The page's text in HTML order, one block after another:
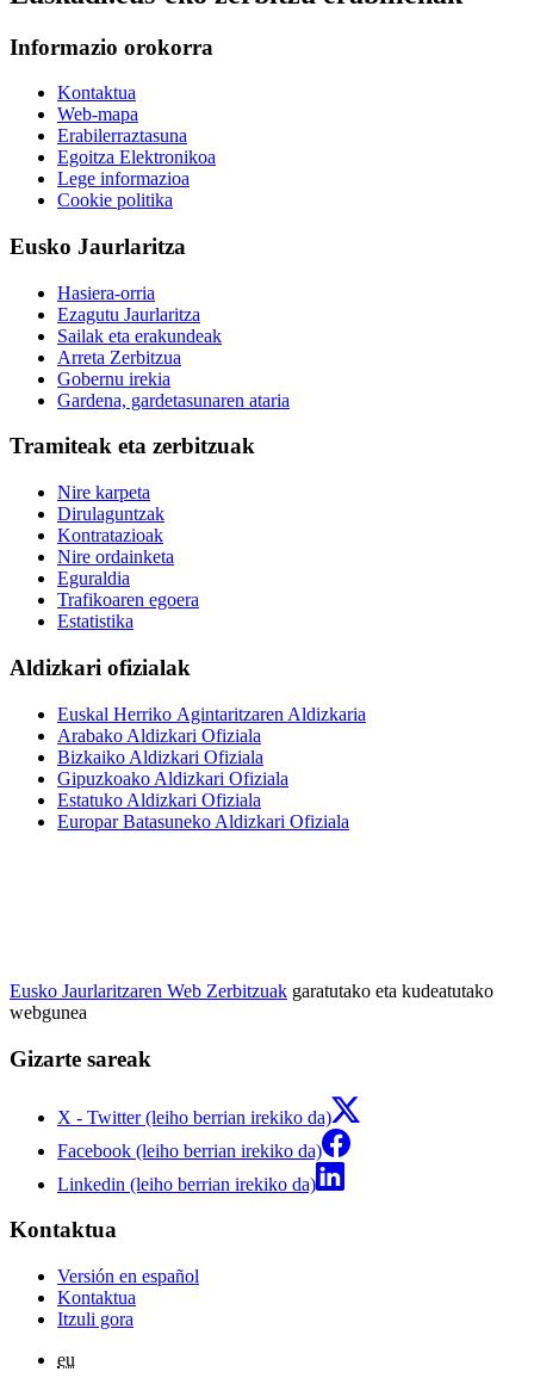
Informazio orokorra
Kontaktua
Web-mapa
Erabilerraztasuna
Egoitza Elektronikoa
Lege informazioa
Cookie politika
Eusko Jaurlaritza
Hasiera-orria
Ezagutu Jaurlaritza
Sailak eta erakundeak
Arreta Zerbitzua
Gobernu irekia
Gardena, gardetasunaren ataria
Tramiteak eta zerbitzuak
Nire karpeta
Dirulaguntzak
Kontratazioak
Nire ordainketa
Eguraldia
Trafikoaren egoera
Estatistika
Aldizkari ofizialak
Euskal Herriko Agintaritzaren Aldizkaria
Arabako Aldizkari Ofiziala
Bizkaiko Aldizkari Ofiziala
Gipuzkoako Aldizkari Ofiziala
Estatuko Aldizkari Ofiziala
Europar Batasuneko Aldizkari Ofiziala
Eusko Jaurlaritzaren Web Zerbitzuak garatutako eta kudeatutako
webgunea
Gizarte sareak
X - Twitter (leiho berrian irekiko da)
Facebook (leiho berrian irekiko da)
Linkedin (leiho berrian irekiko da)
Kontaktua
Versión en español
Kontaktua
Itzuli gora
eu